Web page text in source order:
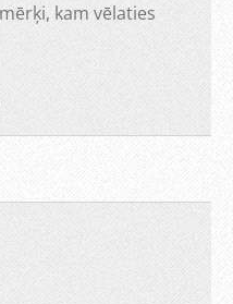
kam vēlaties